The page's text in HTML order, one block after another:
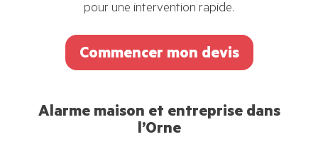
pour une intervention rapide.
Commencer mon devis
Alarme maison et entreprise dans
l’Orne